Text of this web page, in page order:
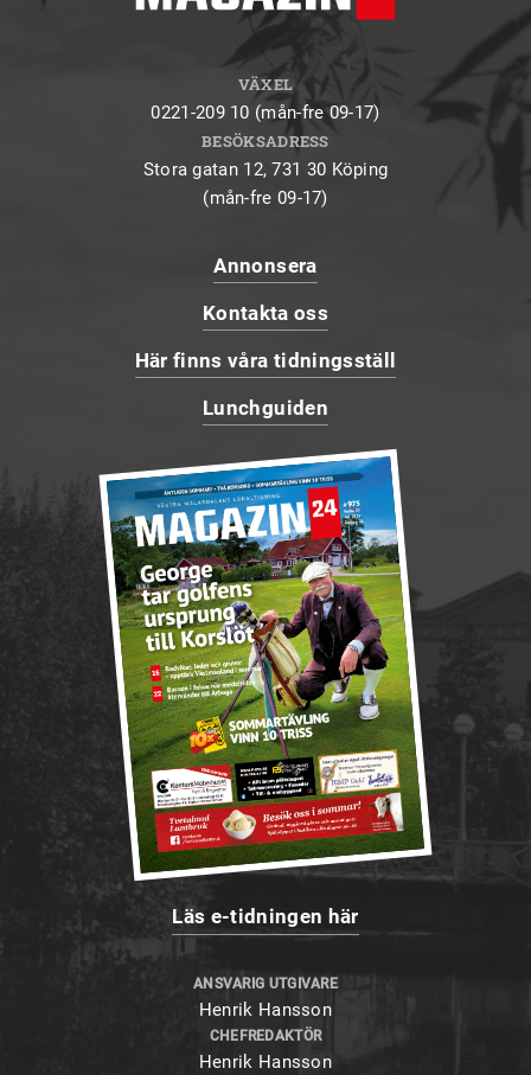
VÄXEL
0221-209 10 (mån-fre 09-17)
BESÖKSADRESS
Stora gatan 12, 731 30 Köping
(mån-fre 09-17)
Annonsera
Kontakta oss
Här finns våra tidningsställ
Lunchguiden
Läs e-tidningen här
ANSVARIG UTGIVARE
Henrik Hansson
CHEFREDAKTÖR
Henrik Hansson